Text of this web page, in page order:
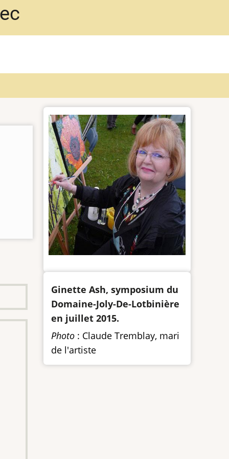
Photo
de
l'artiste
Texte
de
la
photo
de
Ginette Ash, symposium du
Domaine-Joly-De-Lotbinière
en juillet 2015.
Photo : Claude Tremblay, mari
de l'artiste